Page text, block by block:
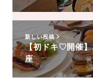
新しい投稿
【初ドキ♡開催】
座